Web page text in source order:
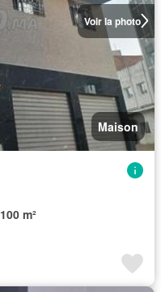
Voir la photo
Maison
100 m²